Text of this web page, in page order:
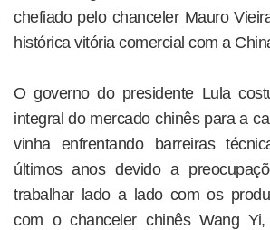
chefiado pelo chanceler Mauro
histórica vitória comercial com a
O governo do presidente Lula
integral do mercado chinês para a
vinha enfrentando barreiras
últimos anos devido a
trabalhar lado a lado com os
com o chanceler chinês Wang